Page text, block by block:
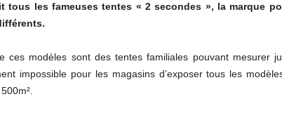
tous les fameuses tentes « 2 secondes », la marque
ces modèles sont des tentes familiales pouvant mesurer
impossible pour les magasins d’exposer tous les